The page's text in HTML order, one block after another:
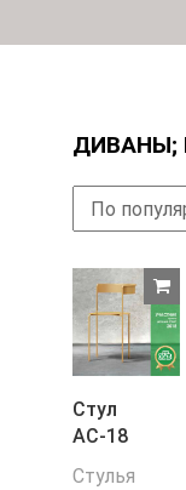
ДИВАНЫ;
Стул
АС-18
Стулья